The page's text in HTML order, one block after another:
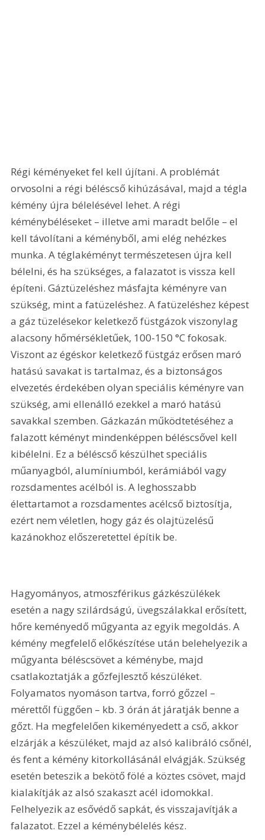
Régi kéményeket fel kell újítani. A problémát
orvosolni a régi béléscső kihúzásával, majd a tégla
kémény újra bélelésével lehet. A régi
kéménybéléseket – illetve ami maradt belőle – el
kell távolítani a kéményből, ami elég nehézkes
munka. A téglakéményt természetesen újra kell
bélelni, és ha szükséges, a falazatot is vissza kell
építeni. Gáztüzeléshez másfajta kéményre van
szükség, mint a fatüzeléshez. A fatüzeléshez képest
a gáz tüzelésekor keletkező füstgázok viszonylag
alacsony hőmérsékletűek, 100-150 °C fokosak.
Viszont az égéskor keletkező füstgáz erősen maró
hatású savakat is tartalmaz, és a biztonságos
elvezetés érdekében olyan speciális kéményre van
szükség, ami ellenálló ezekkel a maró hatású
savakkal szemben. Gázkazán működtetéséhez a
falazott kéményt mindenképpen béléscsővel kell
kibélelni. Ez a béléscső készülhet speciális
műanyagból, alumíniumból, kerámiából vagy
rozsdamentes acélból is. A leghosszabb
élettartamot a rozsdamentes acélcső biztosítja,
ezért nem véletlen, hogy gáz és olajtüzelésű
kazánokhoz előszeretettel építik be.
Hagyományos, atmoszférikus gázkészülékek
esetén a nagy szilárdságú, üvegszálakkal erősített,
hőre keményedő műgyanta az egyik megoldás. A
kémény megfelelő előkészítése után belehelyezik a
műgyanta béléscsövet a kéménybe, majd
csatlakoztatják a gőzfejlesztő készüléket.
Folyamatos nyomáson tartva, forró gőzzel –
mérettől függően – kb. 3 órán át járatják benne a
gőzt. Ha megfelelően kikeményedett a cső, akkor
elzárják a készüléket, majd az alsó kalibráló csőnél,
és fent a kémény kitorkollásánál elvágják. Szükség
esetén beteszik a bekötő fölé a köztes csövet, majd
kialakítják az alsó szakaszt acél idomokkal.
Felhelyezik az esővédő sapkát, és visszajavítják a
falazatot. Ezzel a kéménybélelés kész.